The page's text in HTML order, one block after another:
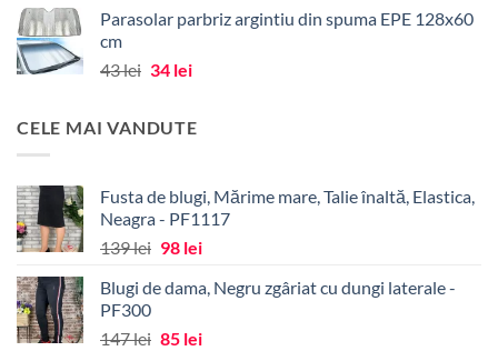
în
a
163 lei.
este:
Parasolar parbriz argintiu din spuma EPE 128x60
cm
43lei Prețul
fost:
34 leiPrețul
34 lei.
CELE MAI VANDUTE
Fusta de blugi, Mărime mare, Talie înaltă, Elastica,
Neagra - PF1117
139lei Prețul
a
139 lei.
98 leiPrețul
este:
Blugi de dama, Negru zgâriat cu dungi laterale -
PF300
147lei Prețul
85 leiPrețul